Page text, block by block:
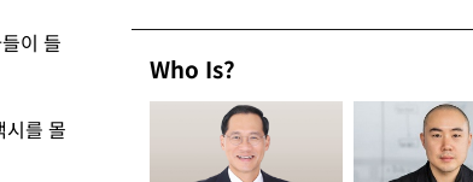
이 들
시를 몰
Who Is?